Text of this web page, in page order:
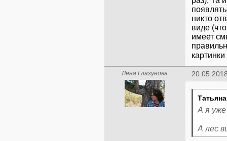
никто
виде
имеет
Лена Глазунова
А я
А лес